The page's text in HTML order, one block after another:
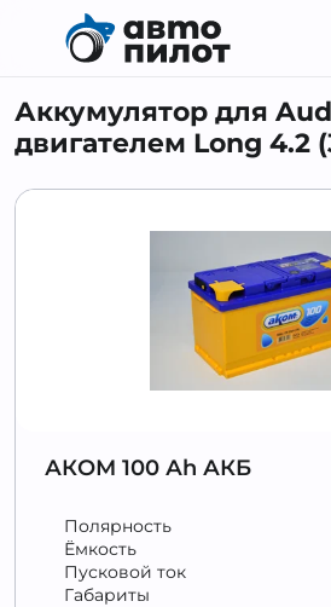
Аккумулятор для
двигателем Long 4.2
АКОМ 100 Аh АКБ
Полярность
Ёмкость
Пусковой ток
Габариты